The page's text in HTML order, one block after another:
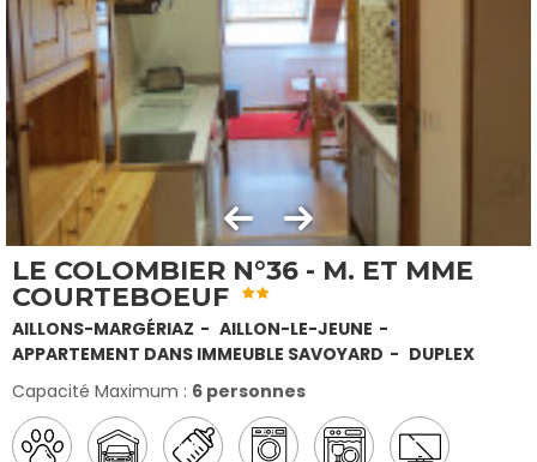
LE COLOMBIER N°36 - M. ET MME
COURTEBOEUF
AILLONS-MARGÉRIAZ
AILLON-LE-JEUNE
APPARTEMENT DANS IMMEUBLE SAVOYARD
DUPLEX
Capacité Maximum : 6 personnes